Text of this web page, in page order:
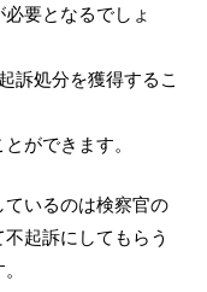
要となるでしょ
訴処分を獲得するこ
ができます。
いるのは検察官の
起訴にしてもらう